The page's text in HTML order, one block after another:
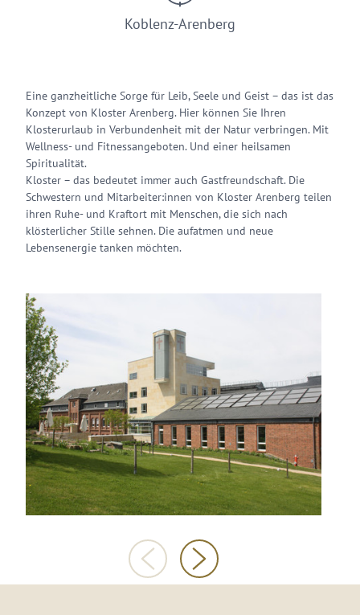
Koblenz-Arenberg
Eine ganzheitliche Sorge für Leib, Seele und Geist – das ist das
Konzept von Kloster Arenberg. Hier können Sie Ihren
Klosterurlaub in Verbundenheit mit der Natur verbringen. Mit
Wellness- und Fitnessangeboten. Und einer heilsamen
Spiritualität.
Kloster – das bedeutet immer auch Gastfreundschaft. Die
Schwestern und Mitarbeiter:innen von Kloster Arenberg teilen
ihren Ruhe- und Kraftort mit Menschen, die sich nach
klösterlicher Stille sehnen. Die aufatmen und neue
Lebensenergie tanken möchten.